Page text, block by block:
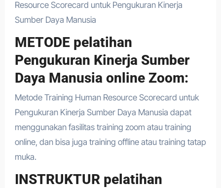
Resource Scorecard untuk Pengukuran Kinerja
Sumber Daya Manusia
METODE pelatihan
Pengukuran Kinerja Sumber
Daya Manusia online Zoom:
Metode Training Human Resource Scorecard untuk
Pengukuran Kinerja Sumber Daya Manusia dapat
menggunakan fasilitas training zoom atau training
online, dan bisa juga training offline atau training tatap
muka.
INSTRUKTUR pelatihan